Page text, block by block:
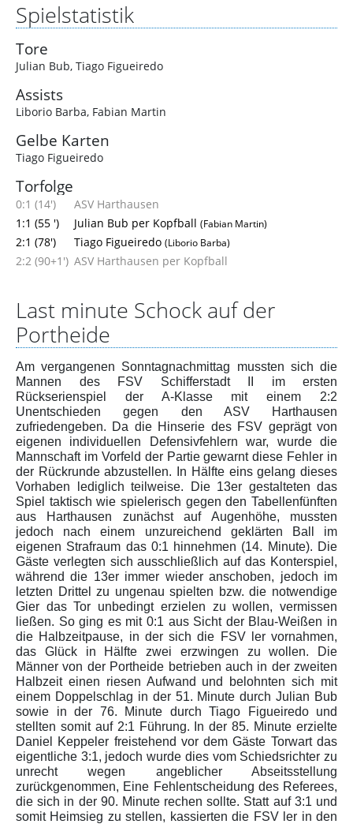
Spielstatistik
Tore
Julian Bub, Tiago Figueiredo
Assists
Liborio Barba, Fabian Martin
Gelbe Karten
Tiago Figueiredo
Torfolge
0:1 (14')
ASV Harthausen
1:1 (55 ')
Julian Bub per Kopfball (Fabian Martin)
2:1 (78') Tiago Figueiredo (Liborio Barba)
2:2 (90+1') ASV Harthausen per Kopfball
Last minute Schock auf der
Portheide
Am vergangenen Sonntagnachmittag mussten sich die
Mannen des FSV Schifferstadt II im ersten
Rückserienspiel der A-Klasse mit einem 2:2
Unentschieden gegen den ASV Harthausen
zufriedengeben. Da die Hinserie des FSV geprägt von
eigenen individuellen Defensivfehlern war, wurde die
Mannschaft im Vorfeld der Partie gewarnt diese Fehler in
der Rückrunde abzustellen. In Hälfte eins gelang dieses
Vorhaben lediglich teilweise. Die 13er gestalteten das
Spiel taktisch wie spielerisch gegen den Tabellenfünften
aus Harthausen zunächst auf Augenhöhe, mussten
jedoch nach einem unzureichend geklärten Ball im
eigenen Strafraum das 0:1 hinnehmen (14. Minute). Die
Gäste verlegten sich ausschließlich auf das Konterspiel,
während die 13er immer wieder anschoben, jedoch im
letzten Drittel zu ungenau spielten bzw. die notwendige
Gier das Tor unbedingt erzielen zu wollen, vermissen
ließen. So ging es mit 0:1 aus Sicht der Blau-Weißen in
die Halbzeitpause, in der sich die FSV ler vornahmen,
das Glück in Hälfte zwei erzwingen zu wollen. Die
Männer von der Portheide betrieben auch in der zweiten
Halbzeit einen riesen Aufwand und belohnten sich mit
einem Doppelschlag in der 51. Minute durch Julian Bub
sowie in der 76. Minute durch Tiago Figueiredo und
stellten somit auf 2:1 Führung. In der 85. Minute erzielte
Daniel Keppeler freistehend vor dem Gäste Torwart das
eigentliche 3:1, jedoch wurde dies vom Schiedsrichter zu
unrecht wegen angeblicher Abseitsstellung
zurückgenommen, Eine Fehlentscheidung des Referees,
die sich in der 90. Minute rechen sollte. Statt auf 3:1 und
somit Heimsieg zu stellen, kassierten die FSV ler in den